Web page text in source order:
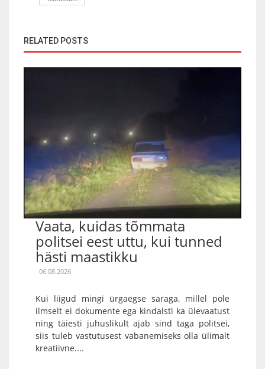
RELATED POSTS
Vaata, kuidas tõmmata
politsei eest uttu, kui tunned
hästi maastikku
06.08.2026
Kui liigud mingi ürgaegse saraga, millel pole
ilmselt ei dokumente ega kindalsti ka ülevaatust
ning täiesti juhuslikult ajab sind taga politsei,
siis tuleb vastutusest vabanemiseks olla ülimalt
kreatiivne....